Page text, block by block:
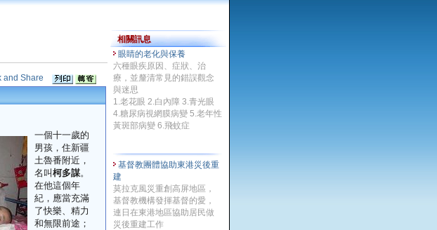
一個十一歲的
男孩，住新疆
土魯番附近，
名叫 柯多謀。
在他這個年
紀，應當充滿
了快樂、精力
和無限前途；
相關訊息
眼睛的老化與保養
六種眼疾原因、症狀、治
療，並釐清常見的錯誤觀念
與迷思
1.老花眼 2.白內障 3.青光眼
4.糖尿病視網膜病變 5.老年性
黃斑部病變 6.飛蚊症
基督教團體協助東港災後重
建
莫拉克風災重創高屏地區，
基督教機構發揮基督的愛，
連日在東港地區協助居民做
災後重建工作